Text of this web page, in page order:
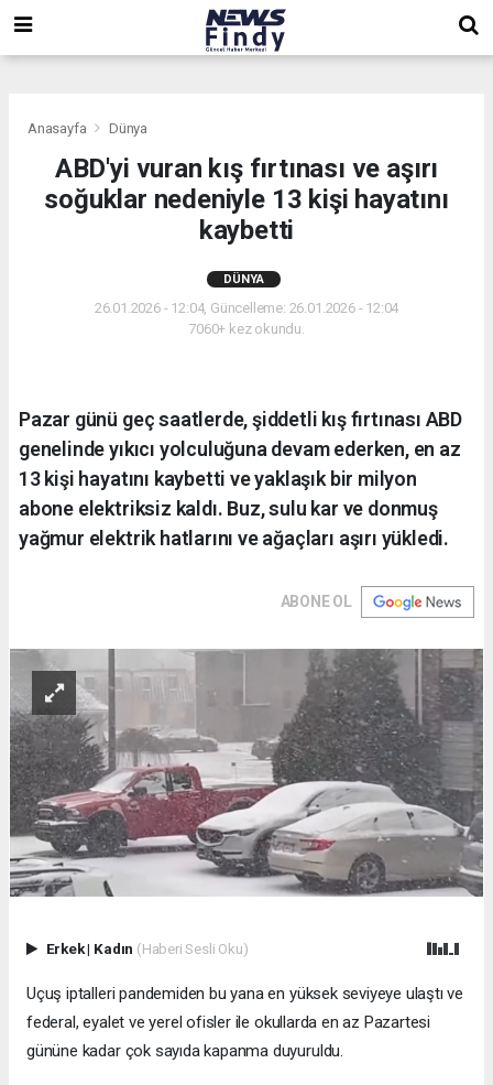
Anasayfa Dünya
ABD'yi vuran kış fırtınası ve aşırı
soğuklar nedeniyle 13 kişi hayatını
kaybetti
DÜNYA
26.01.2026 - 12:04, Güncelleme: 26.01.2026 - 12:04
7060+ kez okundu.
Pazar günü geç saatlerde, şiddetli kış fırtınası ABD
genelinde yıkıcı yolculuğuna devam ederken, en az
13 kişi hayatını kaybetti ve yaklaşık bir milyon
abone elektriksiz kaldı. Buz, sulu kar ve donmuş
yağmur elektrik hatlarını ve ağaçları aşırı yükledi.
ABONE OL
Erkek| Kadın (Haberi Sesli Oku)
Uçuş iptalleri pandemiden bu yana en yüksek seviyeye ulaştı ve
federal, eyalet ve yerel ofisler ile okullarda en az Pazartesi
gününe kadar çok sayıda kapanma duyuruldu.